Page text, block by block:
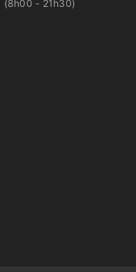
(8h00 - 21h30)